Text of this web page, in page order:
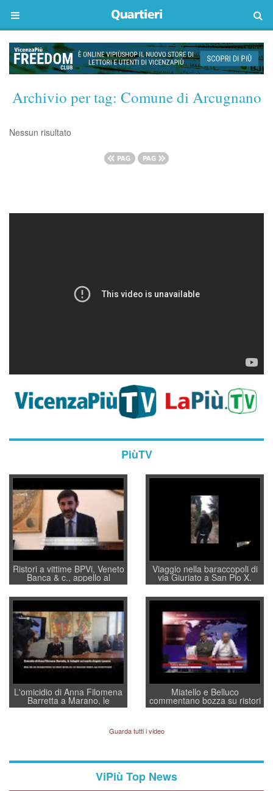
Archivio per tag: Comune di Arcugnano
Nessun risultato
PiùTV
Ristori a vittime BPVi, Veneto
Banca & c., appello al
sottosegretario Alessio
Villarosa: per mettere ordine
convochi con Di Maio CNCU
a supporto della cabina di
regia al Mef
Viaggio nella baraccopoli di
via Giuriato a San Pio X.
Vicenza ai Vicentini: “faremo
un regalo di Natale ai
residenti”
L'omicidio di Anna Filomena
Barretta a Marano, le
indagini dei carabinieri di
quelle di... Barbara D'Urso
Miatello e Belluco
commentano bozza su ristori
BPVi e Veneto Banca
Guarda tutti i video
ViPiù Top News